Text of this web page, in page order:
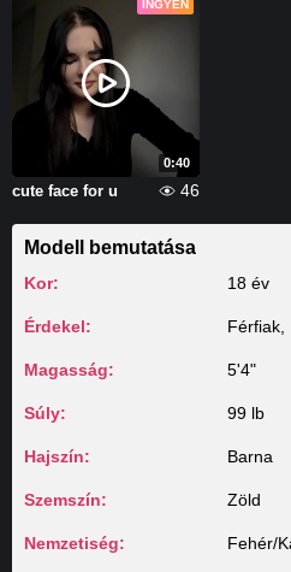
INGYEN
0:40
cute face for u 46
Modell bemutatása
Kor: 18 év
Érdekel: Férfiak,
Magasság: 5'4"
Súly: 99 lb
Hajszín: Barna
Szemszín: Zöld
Nemzetiség: Fehér/